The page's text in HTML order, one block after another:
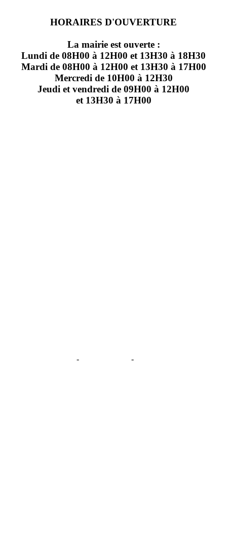
HORAIRES D'OUVERTURE
La mairie est ouverte :
Lundi de 08H00 à 12H00 et 13H30 à 18H30
Mardi de 08H00 à 12H00 et 13H30 à 17H00
Mercredi de 10H00 à 12H30
Jeudi et vendredi de 09H00 à 12H00
et 13H30 à 17H00
- -